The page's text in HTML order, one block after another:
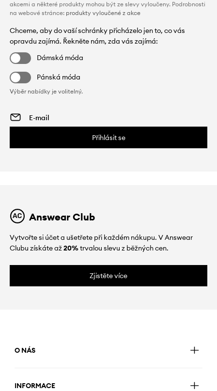
akcemi a některé produkty mohou být ze slevy vyloučeny. Podrobnosti
na webové stránce: produkty vyloučené z akce
Chceme, aby do vaší schránky přicházelo jen to, co vás
opravdu zajímá. Řekněte nám, zda vás zajímá:
Dámská móda
Pánská móda
Výběr nabídky je volitelný.
Přihlásit se
Answear Club
Vytvořte si účet a ušetřete při každém nákupu. V Answear
Clubu získáte až20%trvalou slevu z běžných cen.
Zjistěte více
O NÁS
INFORMACE